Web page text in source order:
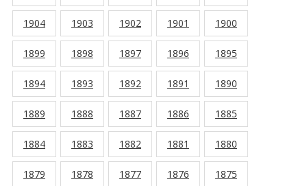
1904 1903 1902 1901 1900
1899 1898 1897 1896 1895
1894 1893 1892 1891 1890
1889 1888 1887 1886 1885
1884 1883 1882 1881 1880
1879 1878 1877 1876 1875